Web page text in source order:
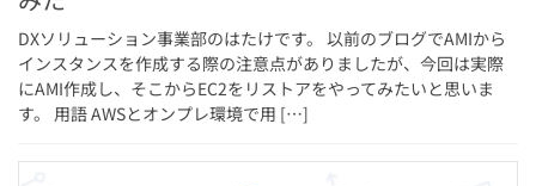
DXソリューション事業部のはたけです。 以前のブログでAMIから
インスタンスを作成する際の注意点がありましたが、今回は実際
にAMI作成し、そこからEC2をリストアをやってみたいと思いま
す。 用語 AWSとオンプレ環境で用 […]